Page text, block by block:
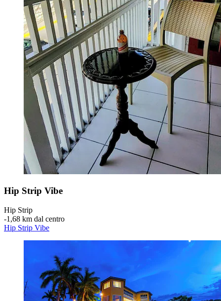
Hip Strip Vibe
Hip Strip
‐1,68 km dal centro
Hip Strip Vibe